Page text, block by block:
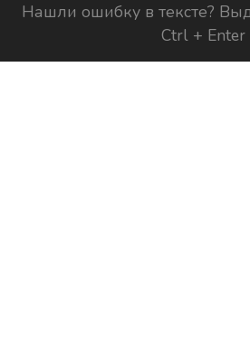
Нашли ошибку в тексте?
Ctrl + Enter